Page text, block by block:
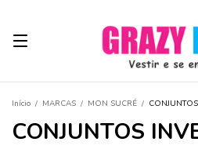
Início / MARCAS / MON SUCRÉ /
CONJUNTOS